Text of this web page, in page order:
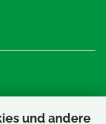
und andere